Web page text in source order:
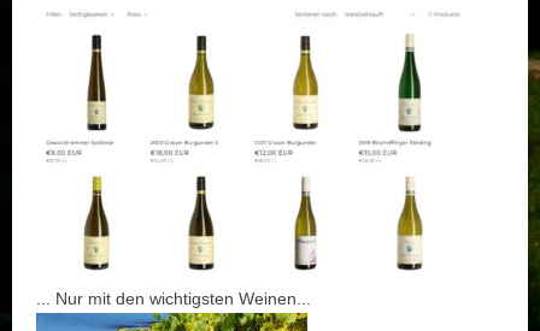
... Nur mit den wichtigsten Weinen...